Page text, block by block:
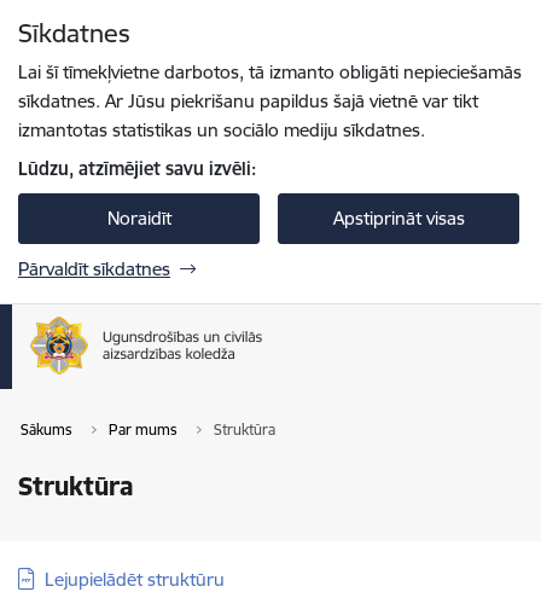
Sīkdatnes
Lai šī tīmekļvietne darbotos, tā izmanto obligāti nepieciešamās
sīkdatnes. Ar Jūsu piekrišanu papildus šajā vietnē var tikt
izmantotas statistikas un sociālo mediju sīkdatnes.
Lūdzu, atzīmējiet savu izvēli:
Noraidīt Apstiprināt visas
Pārvaldīt sīkdatnes
Sākums Par mums Struktūra
Struktūra
Lejupielādēt struktūru